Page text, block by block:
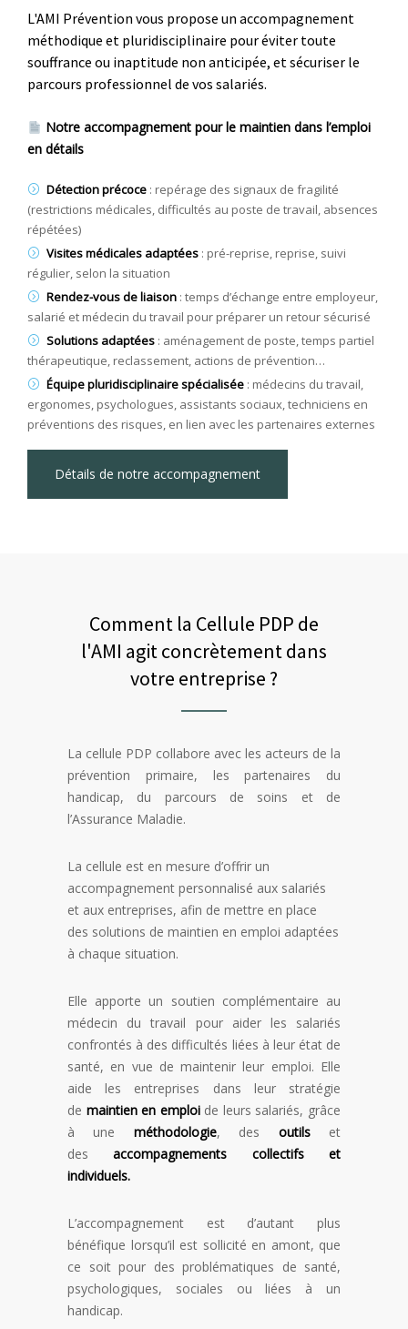
L'AMI Prévention vous propose un accompagnement
méthodique et pluridisciplinaire pour éviter toute
souffrance ou inaptitude non anticipée, et sécuriser le
parcours professionnel de vos salariés.
Notre accompagnement pour le maintien dans l’emploi
en détails
Détection précoce : repérage des signaux de fragilité
(restrictions médicales, difficultés au poste de travail, absences
répétées)
Visites médicales adaptées : pré-reprise, reprise, suivi
régulier, selon la situation
Rendez-vous de liaison : temps d’échange entre employeur,
salarié et médecin du travail pour préparer un retour sécurisé
Solutions adaptées : aménagement de poste, temps partiel
thérapeutique, reclassement, actions de prévention…
Équipe pluridisciplinaire spécialisée : médecins du travail,
ergonomes, psychologues, assistants sociaux, techniciens en
préventions des risques, en lien avec les partenaires externes
Détails de notre accompagnement
Comment la Cellule PDP de
l'AMI agit concrètement dans
votre entreprise ?
La cellule PDP collabore avec les acteurs de la
prévention primaire, les partenaires du
handicap, du parcours de soins et de
l’Assurance Maladie.
La cellule est en mesure d’offrir un
accompagnement personnalisé aux salariés
et aux entreprises, afin de mettre en place
des solutions de maintien en emploi adaptées
à chaque situation.
Elle apporte un soutien complémentaire au
médecin du travail pour aider les salariés
confrontés à des difficultés liées à leur état de
santé, en vue de maintenir leur emploi. Elle
aide les entreprises dans leur stratégie
de maintien en emploide leurs salariés, grâce
à une méthodologie, des outilset
desaccompagnements collectifs et
individuels.
L’accompagnement est d’autant plus
bénéfique lorsqu’il est sollicité en amont, que
ce soit pour des problématiques de santé,
psychologiques, sociales ou liées à un
handicap.